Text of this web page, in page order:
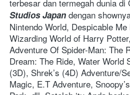
terbesar dan termegah dunia di
Studios Japan dengan
Nintendo World, Despicable
Wizarding World of Harry
Adventure Of Spider-Man: The
Dream: The Ride, Water World
(3D), Shrek’s (4D) Adventure/
Magic, E.T Adventure,